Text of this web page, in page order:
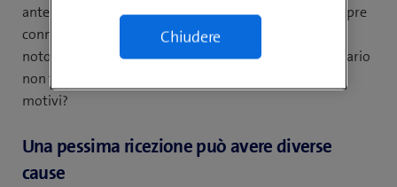
antenne di comunicazione mobile e siamo quindi sempre
connessi con le persone a noi care. Purtroppo, come è
noto, questa connessione fra trasmettitore e destinatario
non funziona sempre senza problemi: ma quali sono i
motivi?
Una pessima ricezione può avere diverse
cause
Chiudere